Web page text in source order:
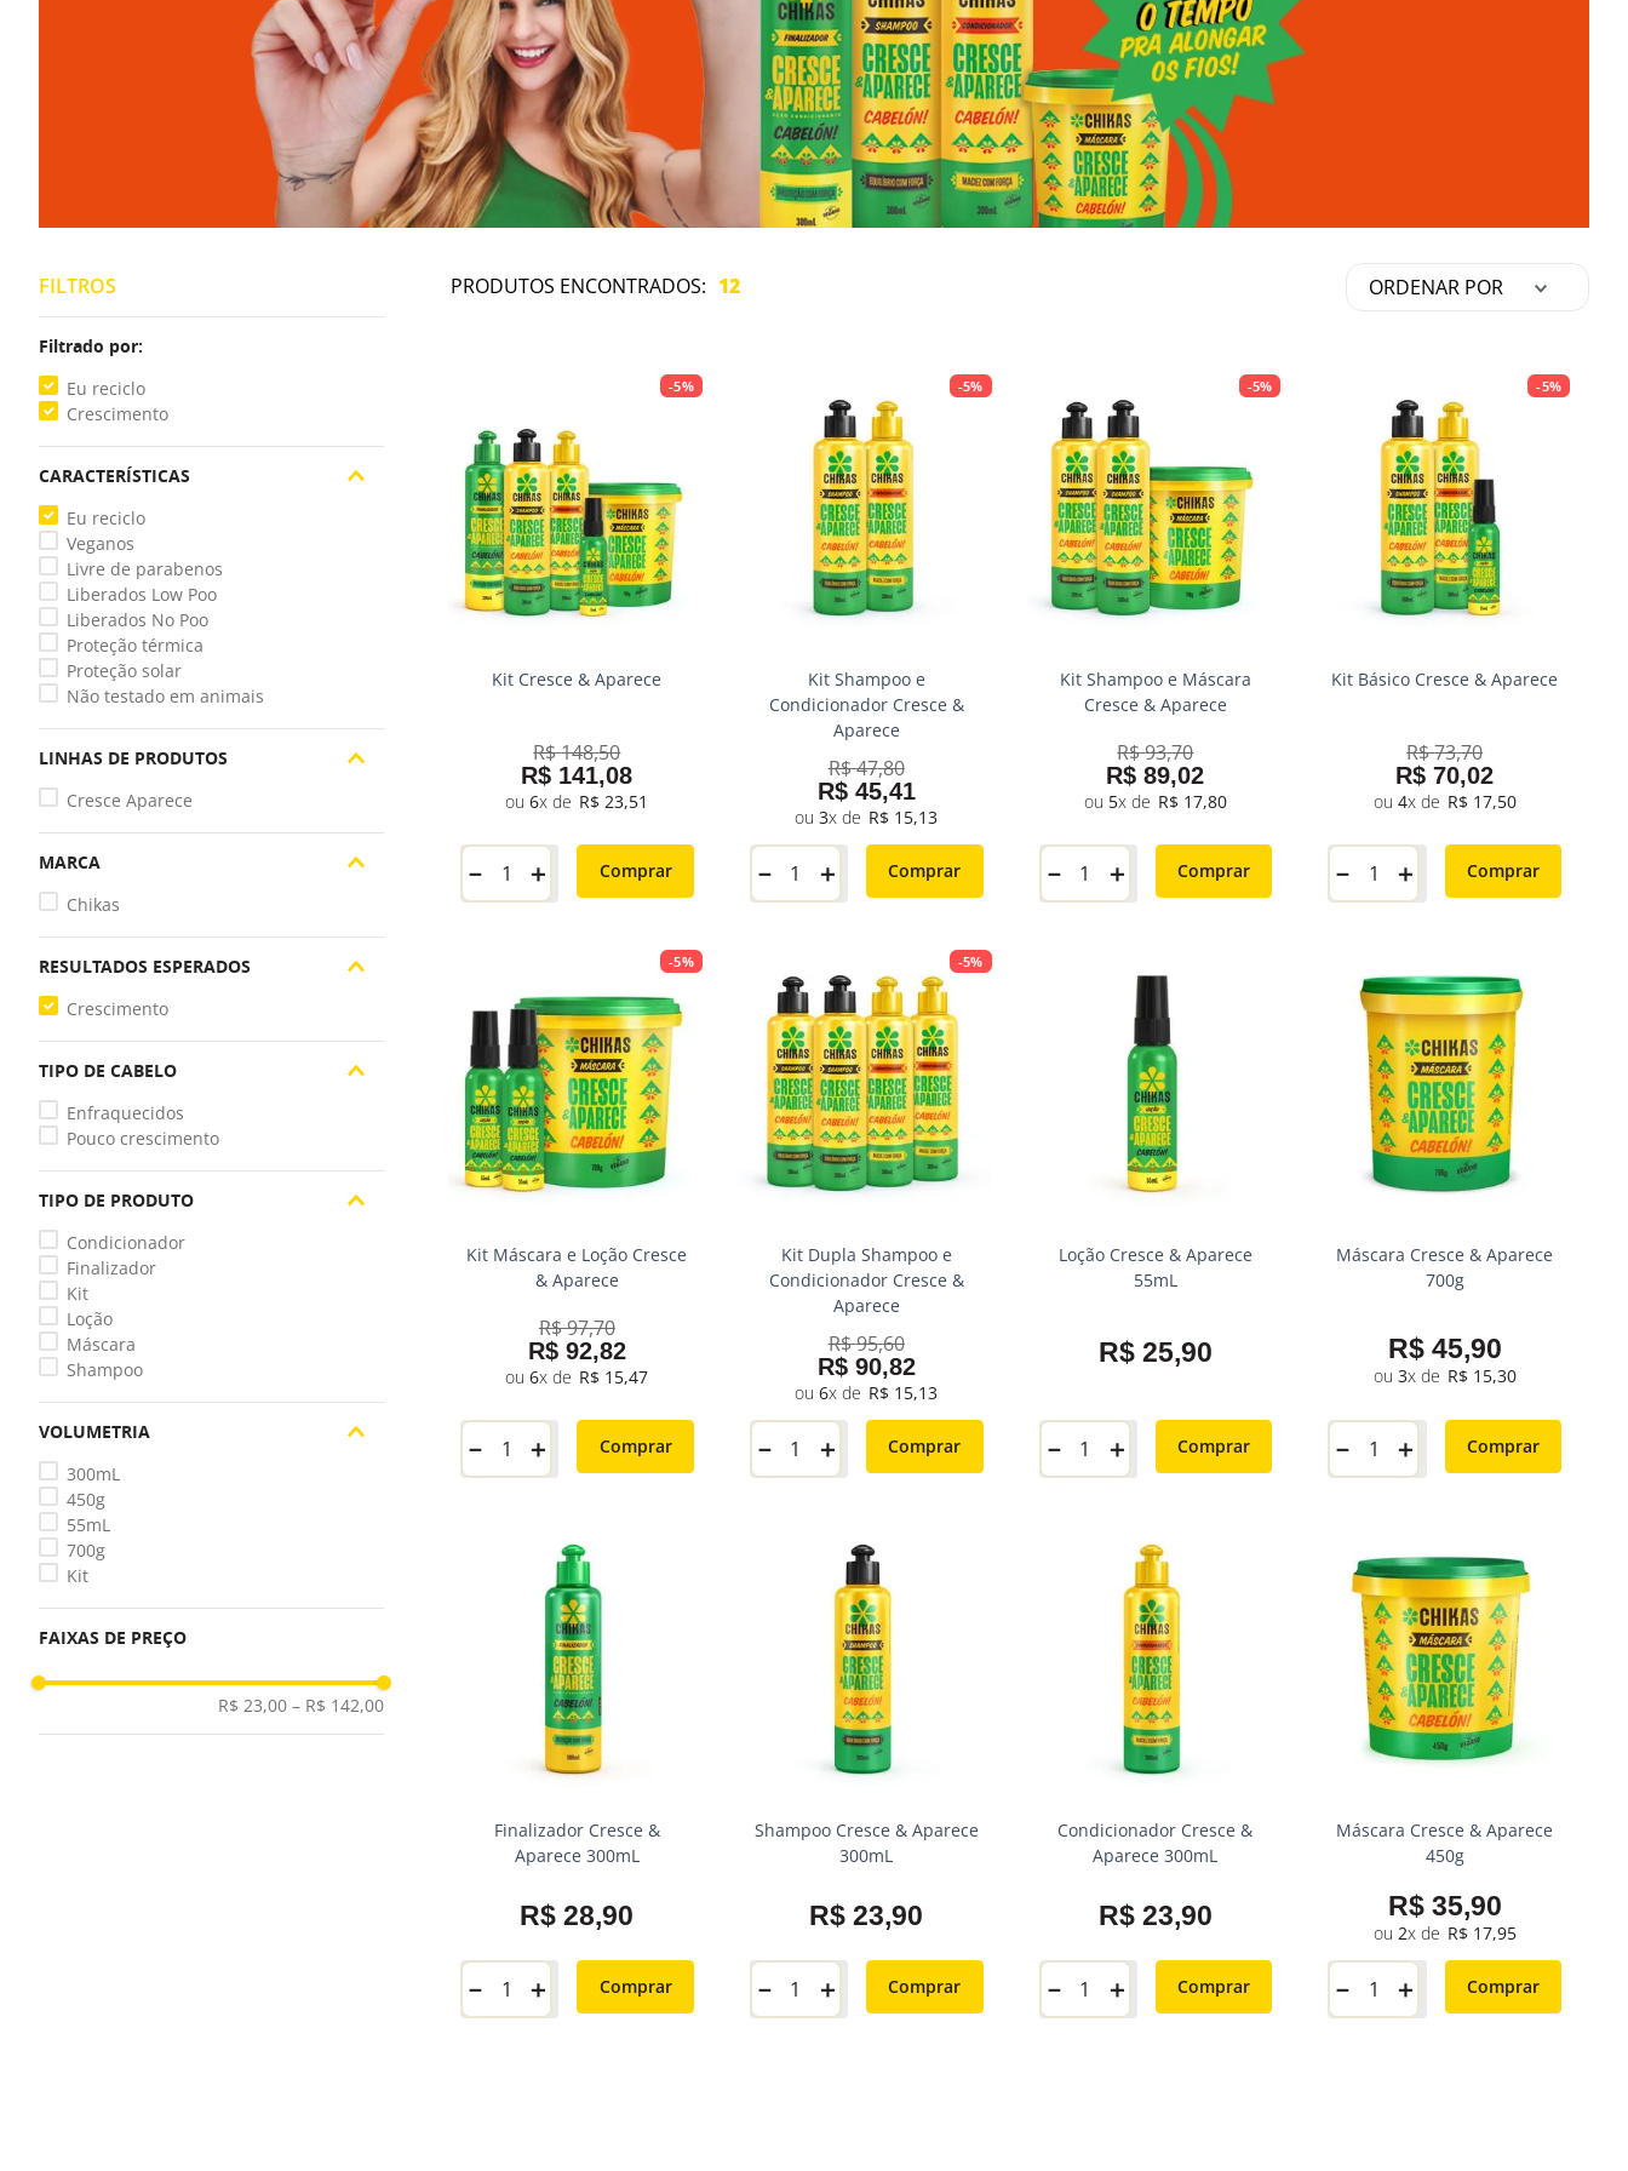
FILTROS
Filtrado por:
Eu reciclo
Crescimento
CARACTERÍSTICAS
Eu reciclo
Veganos
Livre de parabenos
Liberados Low Poo
Liberados No Poo
Proteção térmica
Proteção solar
Não testado em animais
LINHAS DE PRODUTOS
Cresce Aparece
MARCA
Chikas
RESULTADOS ESPERADOS
Crescimento
TIPO DE CABELO
Enfraquecidos
Pouco crescimento
TIPO DE PRODUTO
Condicionador
Finalizador
Kit
Loção
Máscara
Shampoo
VOLUMETRIA
300mL
450g
55mL
700g
Kit
FAIXAS DE PREÇO
R$ 23,00 – R$ 142,00
12 ORDENAR POR
-5%
Kit Cresce & Aparece
R$148,50
R$ 141,08
6 R$ 23,51
＋
－ Comprar
-5%
Kit Shampoo e
Condicionador Cresce &
Aparece
R$47,80
R$ 45,41
3 R$ 15,13
＋
－ Comprar
-5%
Kit Shampoo e Máscara
Cresce & Aparece
R$93,70
R$ 89,02
5 R$ 17,80
＋
－ Comprar
-5%
Kit Básico Cresce & Aparece
R$73,70
R$ 70,02
4 R$ 17,50
＋
－ Comprar
-5%
Kit Máscara e Loção Cresce
& Aparece
R$97,70
R$ 92,82
6 R$ 15,47
＋
－ Comprar
-5%
Kit Dupla Shampoo e
Condicionador Cresce &
Aparece
R$95,60
R$ 90,82
6 R$ 15,13
＋
－ Comprar
Loção Cresce & Aparece
55mL
R$ 25,90
＋
－ Comprar
Máscara Cresce & Aparece
700g
R$ 45,90
3 R$ 15,30
＋
－ Comprar
Finalizador Cresce &
Aparece 300mL
R$ 28,90
＋
－ Comprar
Shampoo Cresce & Aparece
300mL
R$ 23,90
＋
－ Comprar
Condicionador Cresce &
Aparece 300mL
R$ 23,90
＋
－ Comprar
Máscara Cresce & Aparece
450g
R$ 35,90
2 R$ 17,95
＋
－ Comprar